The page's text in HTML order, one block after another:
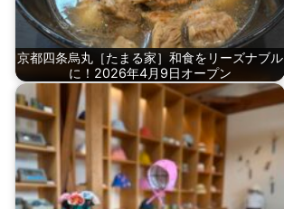
京都四条烏丸［たまる家］和食をリーズナブル
に！2026年4月9日オープン